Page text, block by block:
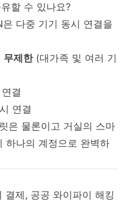
할 수 있나요?
다중 기기 동시 연결을
무제한(대가족 및 여러 기
결
연결
은 물론이고 거실의 스마
하나의 계정으로 완벽하
결제, 공공 와이파이 해킹